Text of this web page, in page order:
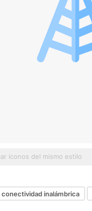
conectividad inalámbrica